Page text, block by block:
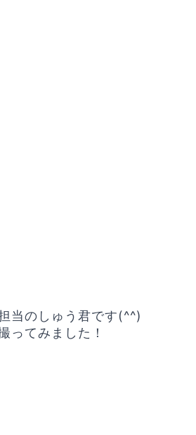
当のしゅう君です(^^)
ってみました！